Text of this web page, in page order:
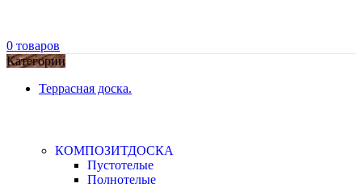
0 товаров
Категории
Террасная доска.
КОМПОЗИТДОСКА
Пустотелые
Полнотелые